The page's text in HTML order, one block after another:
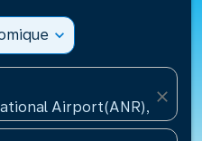
expand_more
Airport(ANR),
close